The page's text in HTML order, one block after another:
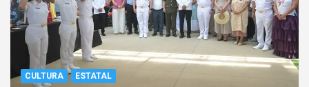
CULTURA ESTATAL